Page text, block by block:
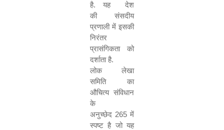
है. यह देश
की संसदीय
प्रणाली में इसकी
निरंतर
प्रासंगिकता को
दर्शाता है.
लोक लेखा
समिति का
औचित्य संविधान
के
अनुच्छेद 265 में
स्पष्ट है जो यह